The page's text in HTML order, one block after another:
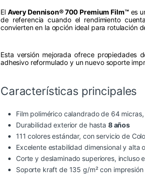
El Avery Dennison® 700 Premium Film™es
de referencia cuando el rendimiento
convierten en la opción ideal para rotulación
Esta versión mejorada ofrece propiedades
adhesivo reformulado y un nuevo soporte
Características principales
Film polimérico calandrado de 64
Durabilidad exterior de hasta 8 años
111 colores estándar, con servicio de
Excelente estabilidad dimensional y alta
Corte y deslaminado superiores, incluso
Soporte kraft de 135 g/m² con